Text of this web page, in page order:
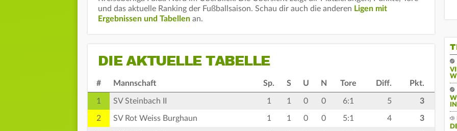
und das aktuelle Ranking der Fußballsaison. Schau dir auch die anderen Ligen mit
Ergebnissen und Tabellen an.
DIE AKTUELLE TABELLE
# Mannschaft Sp. S U N Tore Diff. Pkt.
1 SV Steinbach II 1 1 0 0 6:1 5 3
2 SV Rot Weiss Burghaun 1 1 0 0 5:1 4 3